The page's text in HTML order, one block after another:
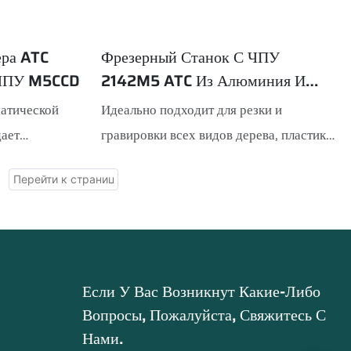
известного
и
что
стадии УФ-
поверхность.
ATC
M5CCD
Он
область
для
Фрезерный Станок С ЧПУ
2142M5 ATC Из Алюминия И
Акрила
Идеально подходит для резки и
гравировки всех видов дерева, пластика,
Если У Вас Возникнут Какие-Либо
Вопросы, Пожалуйста, Свяжитесь С
Нами.